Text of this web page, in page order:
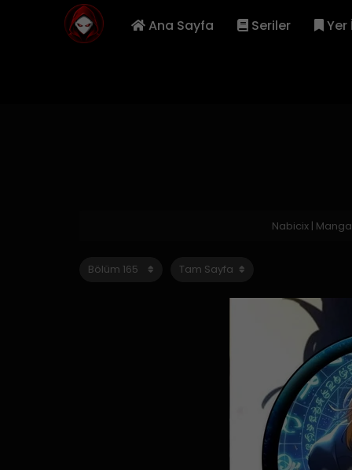
Ana Sayfa Seriler
Nabicix |